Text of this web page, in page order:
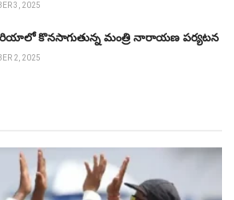
3, 2025
కొనసాగుతున్న మంత్రి నారాయణ పర్యటన
2, 2025